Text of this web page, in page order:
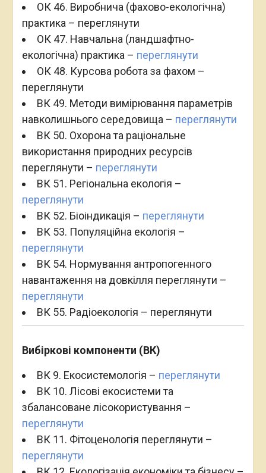
ОК 46. Виробнича (фахово-екологічна)
практика – переглянути
ОК 47. Навчальна (ландшафтно-
екологічна) практика – переглянути
ОК 48. Курсова робота за фахом –
переглянути
ВК 49. Методи вимірювання параметрів
навколишнього середовища – переглянути
ВК 50. Охорона та раціональне
використання природних ресурсів
переглянути – переглянути
ВК 51. Регіональна екологія –
переглянути
ВК 52. Біоіндикація – переглянути
ВК 53. Популяційна екологія –
переглянути
ВК 54. Нормування антропогенного
навантаження на довкілля переглянути –
переглянути
ВК 55. Радіоекологія – переглянути
Вибіркові компоненти (ВК)
ВК 9. Екосистемологія – переглянути
ВК 10. Лісові екосистеми та
збалансоване лісокористування –
переглянути
ВК 11. Фітоценологія переглянути –
переглянути